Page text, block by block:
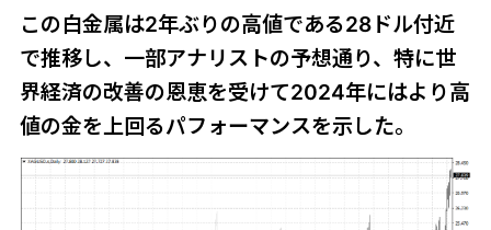
この白金属は2年ぶりの高値である28ドル付近
で推移し、一部アナリストの予想通り、特に世
界経済の改善の恩恵を受けて2024年にはより高
値の金を上回るパフォーマンスを示した。